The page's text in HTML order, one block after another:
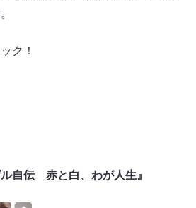
ク！
ル自伝 赤と白、わが人生』